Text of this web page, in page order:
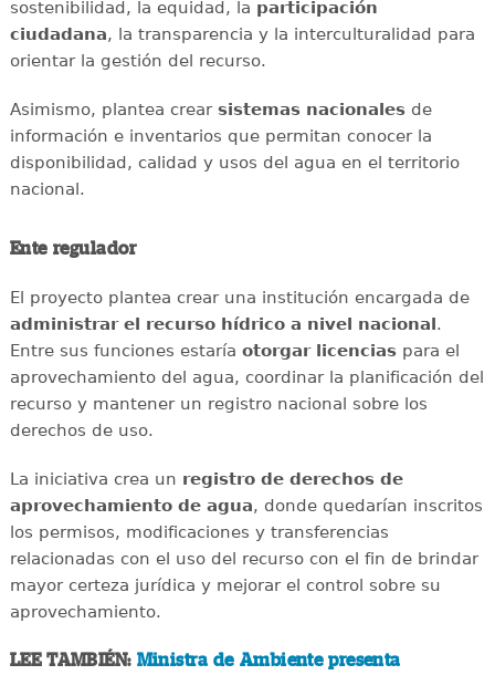
sostenibilidad, la equidad, la participación
ciudadana, la transparencia y la interculturalidad para
orientar la gestión del recurso.
Asimismo, plantea crear sistemas nacionalesde
información e inventarios que permitan conocer la
disponibilidad, calidad y usos del agua en el territorio
nacional.
Ente regulador
El proyecto plantea crear una institución encargada de
administrar el recurso hídrico a nivel nacional.
Entre sus funciones estaría otorgar licenciaspara el
aprovechamiento del agua, coordinar la planificación del
recurso y mantener un registro nacional sobre los
derechos de uso.
La iniciativa crea un registro de derechos de
aprovechamiento de agua, donde quedarían inscritos
los permisos, modificaciones y transferencias
relacionadas con el uso del recurso con el fin de brindar
mayor certeza jurídica y mejorar el control sobre su
aprovechamiento.
LEE TAMBIÉN: Ministra de Ambiente presenta